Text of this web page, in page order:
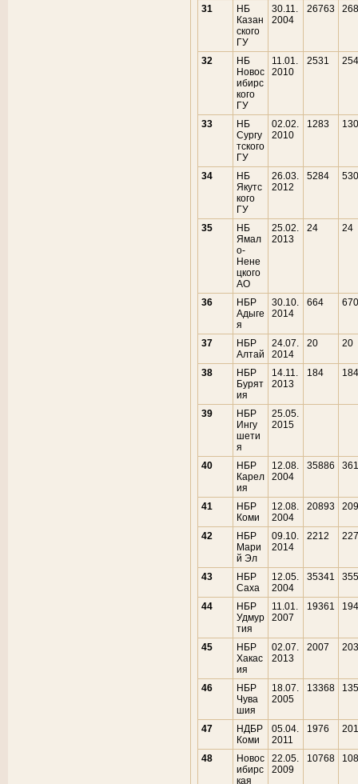
31
НБ
Казан
ского
ГУ
30.11.
2004
26763
32
НБ
Новос
ибирс
кого
ГУ
11.01.
2010
2531
33
НБ
Сургу
тского
ГУ
02.02.
2010
1283
34
НБ
Якутс
кого
ГУ
26.03.
2012
5284
35
НБ
Ямал
о-
Нене
цкого
АО
25.02.
2013
24 24
36
НБР
Адыге
я
30.10.
2014
664 670
37
НБР
Алтай
24.07.
2014
20 20
38
НБР
Бурят
ия
14.11.
2013
184 184
39
НБР
Ингу
шети
я
25.05.
2015
40
НБР
Карел
ия
12.08.
2004
35886
41
НБР
Коми
12.08.
2004
20893
42
НБР
Мари
й Эл
09.10.
2014
2212
43
НБР
Саха
12.05.
2004
35341
44
НБР
Удмур
тия
11.01.
2007
19361
45
НБР
Хакас
ия
02.07.
2013
2007
46
НБР
Чува
шия
18.07.
2005
13368
47
НДБР
Коми
05.04.
2011
1976
48
Новос
ибирс
кая
22.05.
2009
10768